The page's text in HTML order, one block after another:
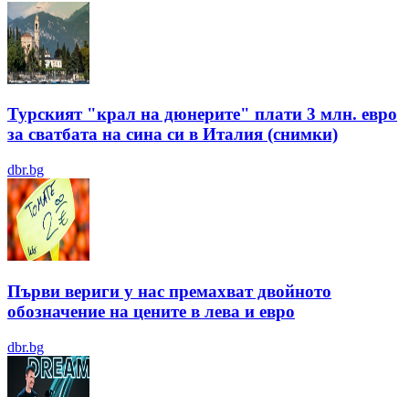
Турският "крал на дюнерите" плати 3 млн. евро
за сватбата на сина си в Италия (снимки)
dbr.bg
Първи вериги у нас премахват двойното
обозначение на цените в лева и евро
dbr.bg